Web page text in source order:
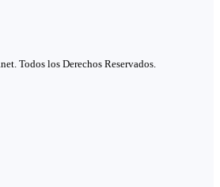
Todos los Derechos Reservados.